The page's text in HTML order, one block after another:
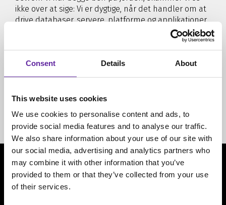
Consent Details About
This website uses cookies
We use cookies to personalise content and ads, to
provide social media features and to analyse our traffic.
We also share information about your use of our site with
our social media, advertising and analytics partners who
may combine it with other information that you’ve
provided to them or that they’ve collected from your use
of their services.
ikke over at sige: Vi er dygtige, når det handler om at
drive databaser, servere, platforme og applikationer.
Vi er specialister på flere platforme og mestrer
forskellige teknologier som f.eks. Oracle, Microsoft,
PostgreSQL og Commvault.
Vi udspringer af et Oracle-hus og har +20 års erfaring.
selv vores konkurrenter køber Oracle- og SQL-
Vil du vide mere om vores